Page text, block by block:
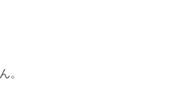
。